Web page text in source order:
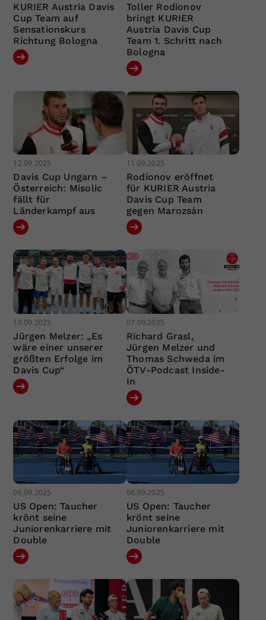
KURIER Austria Davis
Cup Team auf
Sensationskurs
Richtung Bologna
Toller Rodionov
bringt KURIER
Austria Davis Cup
Team 1. Schritt nach
Bologna
12.09.2025
Davis Cup Ungarn –
Österreich: Misolic
fällt für
Länderkampf aus
11.09.2025
Rodionov eröffnet
für KURIER Austria
Davis Cup Team
gegen Marozsán
10.09.2025
Jürgen Melzer: „Es
wäre einer unserer
größten Erfolge im
Davis Cup“
07.09.2025
Richard Grasl,
Jürgen Melzer und
Thomas Schweda im
ÖTV-Podcast Inside-
In
06.09.2025
US Open: Taucher
krönt seine
Juniorenkarriere mit
Double
06.09.2025
US Open: Taucher
krönt seine
Juniorenkarriere mit
Double